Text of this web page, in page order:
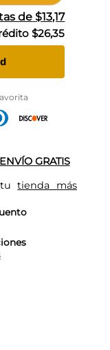
de $13,17
$26,35
ENVÍO GRATIS
tutienda más